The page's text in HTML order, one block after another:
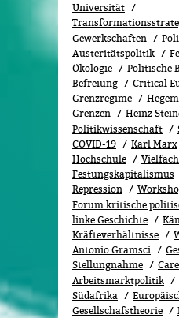
Universität
Gewerkschaften
Austeritätspolitik
Ökolo­gie
Politische
Befreiung
Critical
Grenzregime
Grenzen
Heinz
Politikwissenschaft
COVID-19
Karl Marx
Hochschule
Festungskapitalismus
Repression
Forum kritische
linke Geschichte
Kräfteverhältnisse
Antonio Gramsci
Stellungnahme
Care
Arbeitsmarktpolitik
Südafrika
Gesellschafstheorie